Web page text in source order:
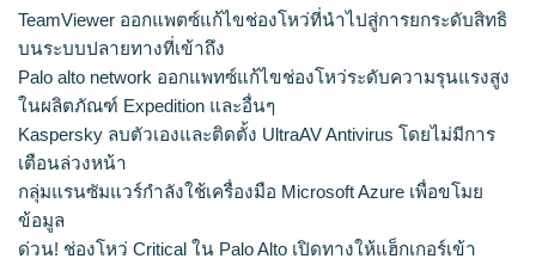
TeamViewer ออกแพตซ์แก้ไขช่องโหว่ที่นำไปสู่การยกระดับสิทธิ
บนระบบปลายทางที่เข้าถึง
Palo alto network ออกแพทซ์แก้ไขช่องโหว่ระดับความรุนแรงสูง
ในผลิตภัณฑ์ Expedition และอื่นๆ
Kaspersky ลบตัวเองและติดตั้ง UltraAV Antivirus โดยไม่มีการ
เตือนล่วงหน้า
กลุ่มแรนซัมแวร์กำลังใช้เครื่องมือ Microsoft Azure เพื่อขโมย
ข้อมูล
ด่วน! ช่องโหว่ Critical ใน Palo Alto เปิดทางให้แฮ็กเกอร์เข้า